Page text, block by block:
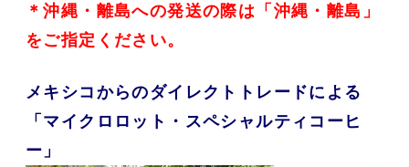
＊沖縄・離島への発送の際は「沖縄・離島」
をご指定ください。
メキシコからのダイレクトトレードによる
「マイクロロット・スペシャルティコーヒ
ー」